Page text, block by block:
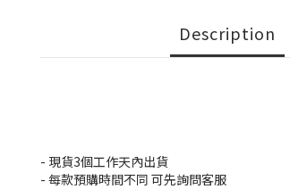
Description
- 現貨3個工作天內出貨
- 每款預購時間不同 可先詢問客服